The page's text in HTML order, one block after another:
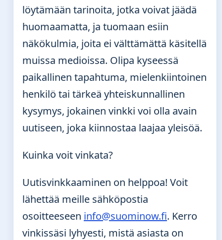
löytämään tarinoita, jotka voivat jäädä
huomaamatta, ja tuomaan esiin
näkökulmia, joita ei välttämättä käsitellä
muissa medioissa. Olipa kyseessä
paikallinen tapahtuma, mielenkiintoinen
henkilö tai tärkeä yhteiskunnallinen
kysymys, jokainen vinkki voi olla avain
uutiseen, joka kiinnostaa laajaa yleisöä.
Kuinka voit vinkata?
Uutisvinkkaaminen on helppoa! Voit
lähettää meille sähköpostia
osoitteeseen info@suominow.fi. Kerro
vinkissäsi lyhyesti, mistä asiasta on